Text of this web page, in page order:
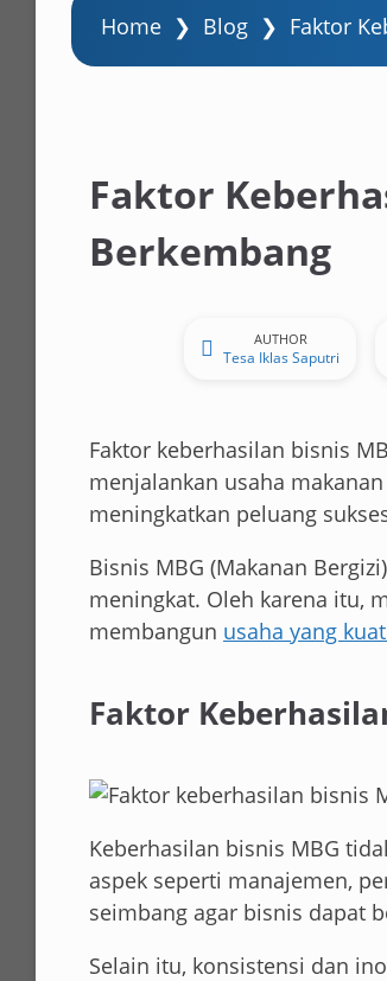
Home ❯ Blog ❯ Faktor
Faktor
Berkembang
AUTHOR
Tesa Iklas Saputri
Faktor keberhasilan bisnis
menjalankan usaha
meningkatkan peluang
Bisnis MBG (Makanan
meningkat. Oleh karena itu,
membangun usaha yang
Faktor
Keberhasilan bisnis MBG
aspek seperti manajemen,
seimbang agar bisnis dapat
Selain itu, konsistensi dan